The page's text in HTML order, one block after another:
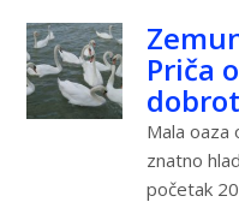
Priča
Mala oaza
znatno
početak